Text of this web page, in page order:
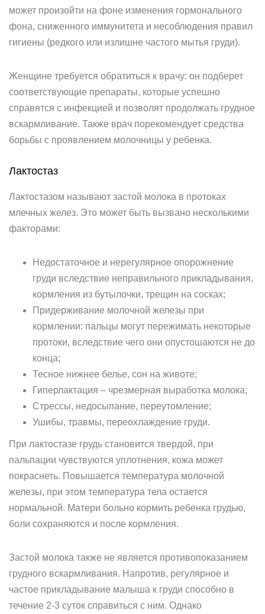
может произойти на фоне изменения гормонального
фона, сниженного иммунитета и несоблюдения правил
гигиены (редкого или излишне частого мытья груди).
Женщине требуется обратиться к врачу: он подберет
соответствующие препараты, которые успешно
справятся с инфекцией и позволят продолжать грудное
вскармливание. Также врач порекомендует средства
борьбы с проявлением молочницы у ребенка.
Лактостаз
Лактостазом называют застой молока в протоках
млечных желез. Это может быть вызвано несколькими
факторами:
Недостаточное и нерегулярное опорожнение
груди вследствие неправильного прикладывания,
кормления из бутылочки, трещин на сосках;
Придерживание молочной железы при
кормлении: пальцы могут пережимать некоторые
протоки, вследствие чего они опустошаются не до
конца;
Тесное нижнее белье, сон на животе;
Гиперлактация – чрезмерная выработка молока;
Стрессы, недосыпание, переутомление;
Ушибы, травмы, переохлаждение груди.
При лактостазе грудь становится твердой, при
пальпации чувствуются уплотнения, кожа может
покраснеть. Повышается температура молочной
железы, при этом температура тела остается
нормальной. Матери больно кормить ребенка грудью,
боли сохраняются и после кормления.
Застой молока также не является противопоказанием
грудного вскармливания. Напротив, регулярное и
частое прикладывание малыша к груди способно в
течение 2-3 суток справиться с ним. Однако